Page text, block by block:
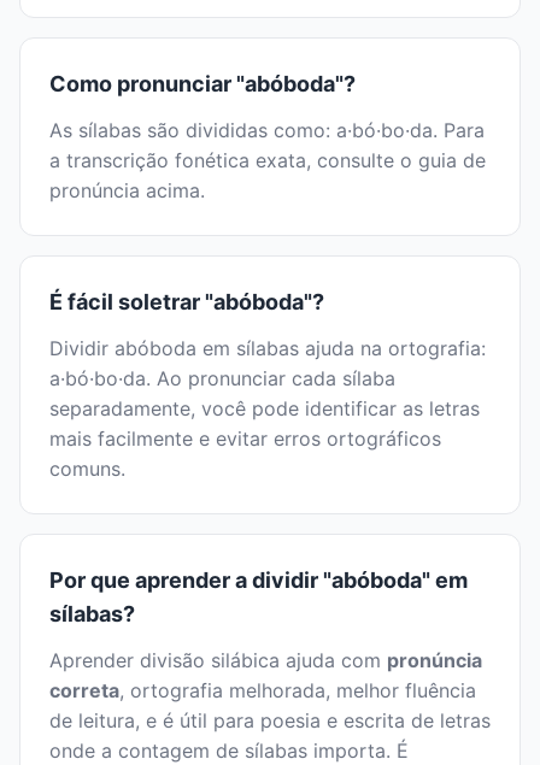
Como pronunciar "abóboda"?
As sílabas são divididas como: a·bó·bo·da. Para
a transcrição fonética exata, consulte o guia de
pronúncia acima.
É fácil soletrar "abóboda"?
Dividir abóboda em sílabas ajuda na ortografia:
a·bó·bo·da. Ao pronunciar cada sílaba
separadamente, você pode identificar as letras
mais facilmente e evitar erros ortográficos
comuns.
Por que aprender a dividir "abóboda" em
sílabas?
Aprender divisão silábica ajuda com pronúncia
correta, ortografia melhorada, melhor fluência
de leitura, e é útil para poesia e escrita de letras
onde a contagem de sílabas importa. É